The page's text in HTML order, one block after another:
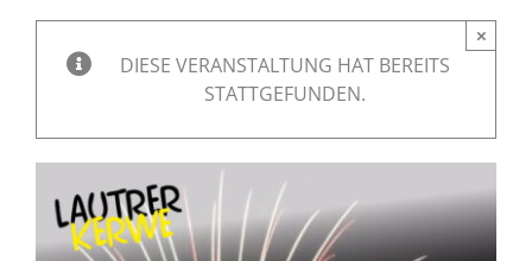
DIESE VERANSTALTUNG HAT BEREITS
STATTGEFUNDEN.
×